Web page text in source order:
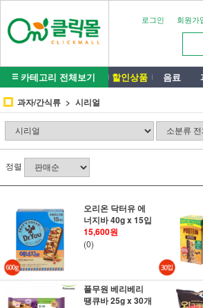
로그인 회원가
카테고리 전체보기 할인상품 음료
과자/간식류 시리얼
정렬
오리온 닥터유 에
너지바 40g x 15입
15,600원
(0)
풀무원 베리베리
땡큐바 25g x 30개